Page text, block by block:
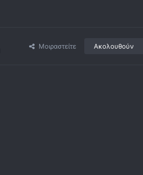
Μοιραστείτε Ακολουθούν